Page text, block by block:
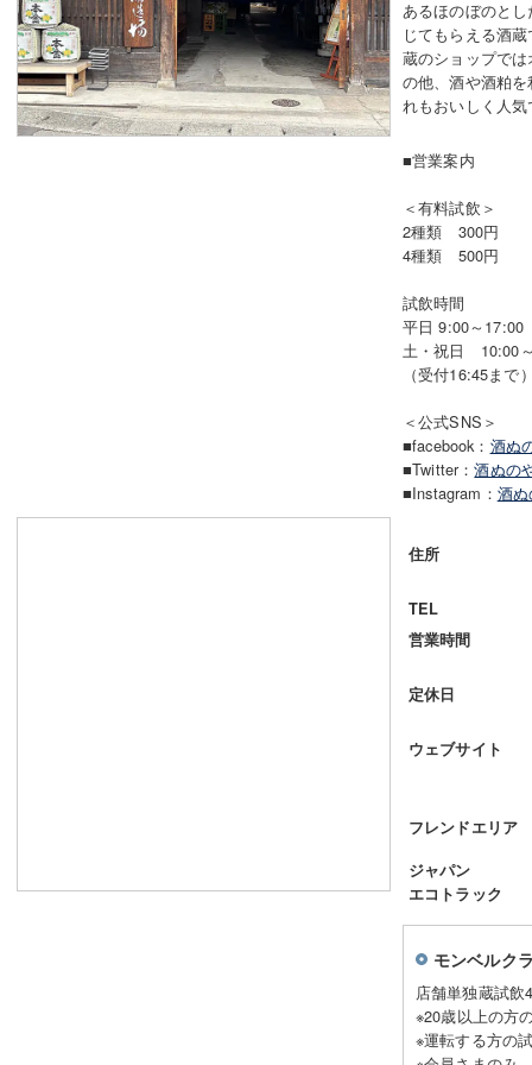
あるほのぼのと
じてもらえる酒
蔵のショップで
の他、酒や酒粕
れもおいしく人
■営業案内
＜有料試飲＞
2種類 300円
4種類 500円
試飲時間
平日 9:00～
土・祝日 10:00
（受付16:45まで
＜公式SNS＞
■facebook： 酒ぬ
■Twitter：酒ぬの
■Instagram： 酒
住所
TEL
営業時間
定休日
ウェブサイト
フレンドエリア
ジャパン
エコトラック
モンベルク
店舗単独蔵試飲
※20歳以上の方
※運転する方の